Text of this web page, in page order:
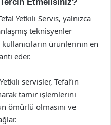
Yetkili Servis, yalnızca
teknisyenler
ürünlerinin en
eder.
servisler, Tefal’in
tamir işlemlerini
ömürlü olmasını ve